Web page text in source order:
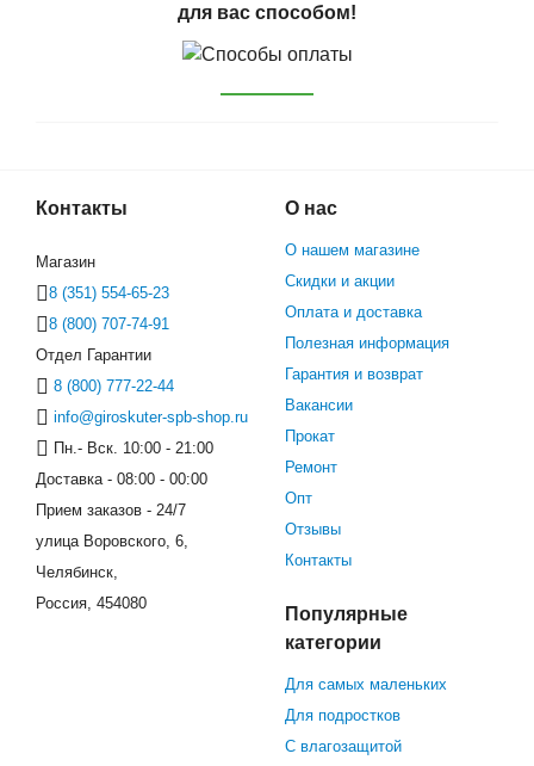
для вас способом!
Контакты
Магазин
8 (351) 554-65-23
8 (800) 707-74-91
Отдел Гарантии
8 (800) 777-22-44
info@giroskuter-spb-shop.ru
Пн.- Вск. 10:00 - 21:00
Доставка - 08:00 - 00:00
Прием заказов - 24/7
улица Воровского, 6,
Челябинск,
Россия, 454080
О нас
О нашем магазине
Скидки и акции
Оплата и доставка
Полезная информация
Гарантия и возврат
Вакансии
Прокат
Ремонт
Опт
Отзывы
Контакты
Популярные
категории
Для самых маленьких
Для подростков
С влагозащитой